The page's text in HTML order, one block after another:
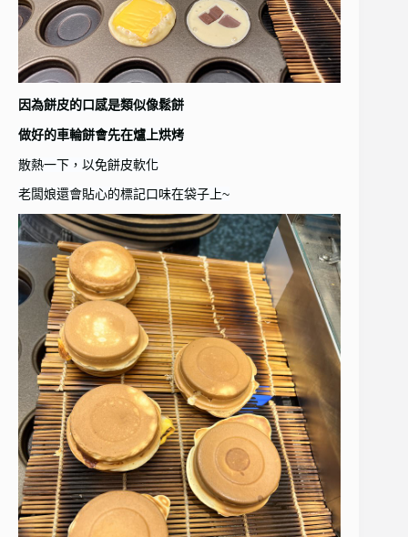
因為餅皮的口感是類似像鬆餅
做好的車輪餅會先在爐上烘烤
散熱一下，以免餅皮軟化
老闆娘還會貼心的標記口味在袋子上~